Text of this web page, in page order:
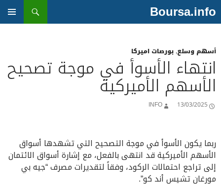
Boursa.info
بحث
انتقل
أسهم وسلع, بورصات اميركا
انتهاء الأسوأ في موجة تصحيح
الأسهم الأميركية
13/03/2025
INFO
ربما يكون الأسوأ في موجة التصحيح التي تشهدها أسواق
الأسهم الأميركية قد انتهى بالفعل، مع إشارة أسواق الائتمان
إلى تراجع احتمالات الركود، وفقاً لتقديرات مصرف “جيه بي
مورغان تشيس أند كو”.